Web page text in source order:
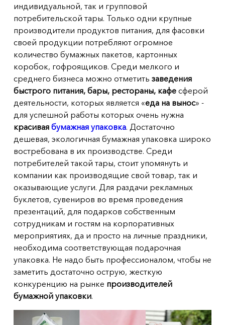
индивидуальной, так и групповой
потребительской тары. Только одни крупные
производители продуктов питания, для фасовки
своей продукции потребляют огромное
количество бумажных пакетов, картонных
коробок, гофроящиков. Среди мелкого и
среднего бизнеса можно отметить заведения
быстрого питания, бары, рестораны, кафесферой
деятельности, которых является «еда на вынос» -
для успешной работы которых очень нужна
красивая бумажная упаковка. Достаточно
дешевая, экологичная бумажная упаковка широко
востребована в их производстве. Среди
потребителей такой тары, стоит упомянуть и
компании как производящие свой товар, так и
оказывающие услуги. Для раздачи рекламных
буклетов, сувениров во время проведения
презентаций, для подарков собственным
сотрудникам и гостям на корпоративных
мероприятиях, да и просто на личные праздники,
необходима соответствующая подарочная
упаковка. Не надо быть профессионалом, чтобы не
заметить достаточно острую, жесткую
конкуренцию на рынке производителей
бумажной упаковки.